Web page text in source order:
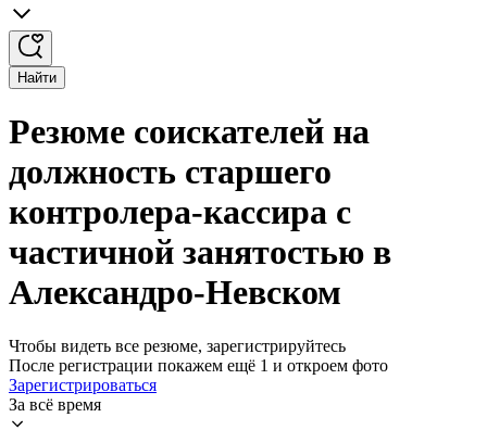
Найти
Резюме соискателей на
должность старшего
контролера-кассира с
частичной занятостью в
Александро-Невском
Чтобы видеть все резюме, зарегистрируйтесь
После регистрации покажем ещё 1 и откроем фото
Зарегистрироваться
За всё время